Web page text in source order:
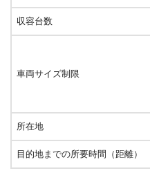
収容台数
車両サイズ制限
所在地
目的地までの所要時間（距離）